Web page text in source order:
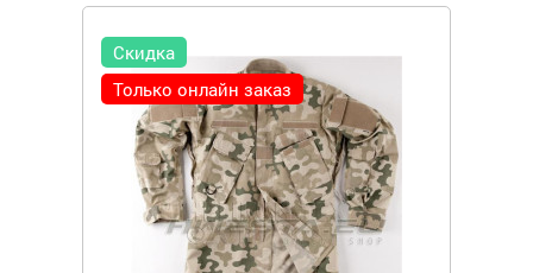
Скидка
Только онлайн заказ